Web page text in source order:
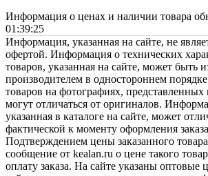
Информация о ценах и наличии товара
01:39:25
Информация, указанная на сайте, не
офертой. Информация о технических
товаров, указанная на сайте, может быть
производителем в одностороннем
товаров на фотографиях, представленных
могут отличаться от оригиналов.
указанная в каталоге на сайте, может
фактической к моменту оформления
Подтверждением цены заказанного товара
сообщение от kealan.ru о цене такого
оплату заказа. На сайте указаны